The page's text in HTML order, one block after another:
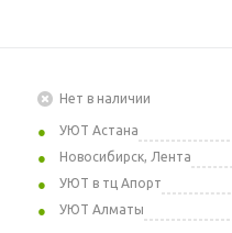
Нет в наличии
УЮТ Астана
Новосибирск, Лента
УЮТ в тц Апорт
УЮТ Алматы